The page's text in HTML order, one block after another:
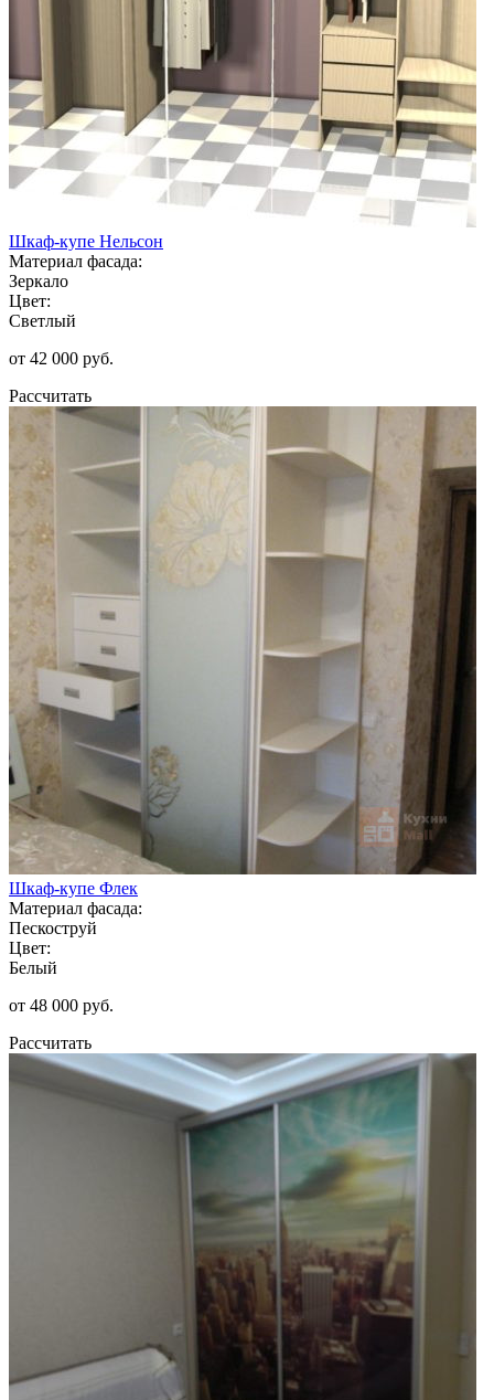
Шкаф-купе Нельсон
Материал фасада:
Зеркало
Цвет:
Светлый
от 42 000 руб.
Рассчитать
Шкаф-купе Флек
Материал фасада:
Пескоструй
Цвет:
Белый
от 48 000 руб.
Рассчитать